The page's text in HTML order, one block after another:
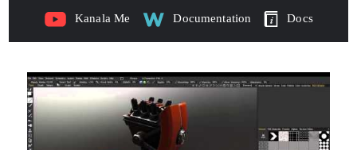
Kanala Me Documentation Docs